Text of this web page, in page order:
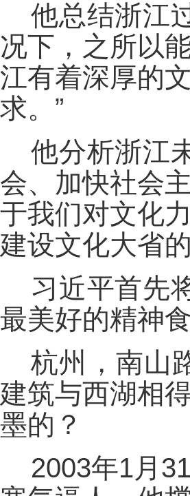
他总结浙江
况下，之所以
江有着深厚的
求。”
他分析浙江
会、加快社会
于我们对文化
建设文化大省
习近平首先
最美好的精神
杭州，南山
建筑与西湖相
墨的？
2003年1月